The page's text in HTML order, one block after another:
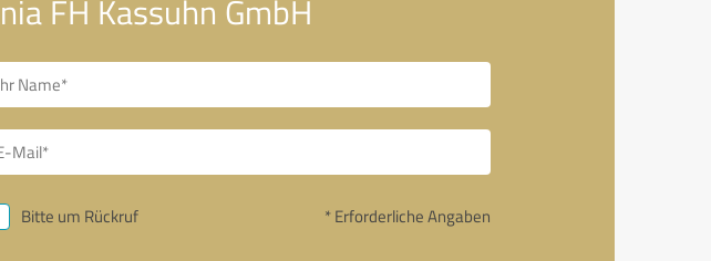
FH Kassuhn GmbH
Bitte um Rückruf * Erforderliche Angaben